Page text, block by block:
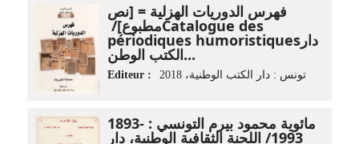
فهرس الدوريات الهزلية = [نص
مطبوع]‏‏/ ‏Catalogue des
périodiques humoristiques‏‏‏‏ ‏دار
الكتب الوطن...
Editeur : تونس‏ : ‏دار الكتب الوطنية‏، ‏2018
مائوية محمود بيرم التونسي‏ : ‏1893-
1993/ اللجنة الثقافية الوطنية، دار